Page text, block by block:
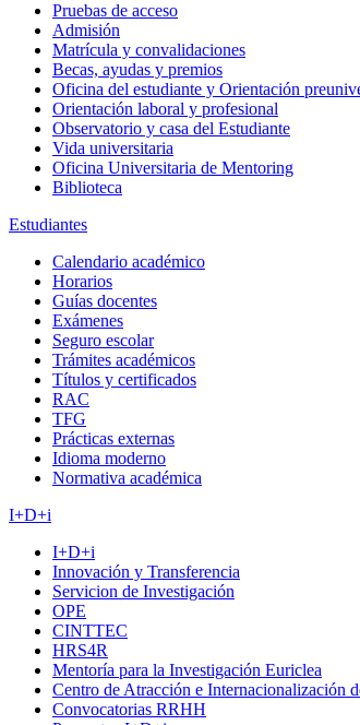
Pruebas de acceso
Admisión
Matrícula y convalidaciones
Becas, ayudas y premios
Oficina del estudiante y Orientación
Orientación laboral y profesional
Observatorio y casa del Estudiante
Vida universitaria
Oficina Universitaria de Mentoring
Biblioteca
Estudiantes
Calendario académico
Horarios
Guías docentes
Exámenes
Seguro escolar
Trámites académicos
Títulos y certificados
RAC
TFG
Prácticas externas
Idioma moderno
Normativa académica
I+D+i
I+D+i
Innovación y Transferencia
Servicion de Investigación
OPE
CINTTEC
HRS4R
Mentoría para la Investigación Euriclea
Centro de Atracción e Internacionalización
Convocatorias RRHH